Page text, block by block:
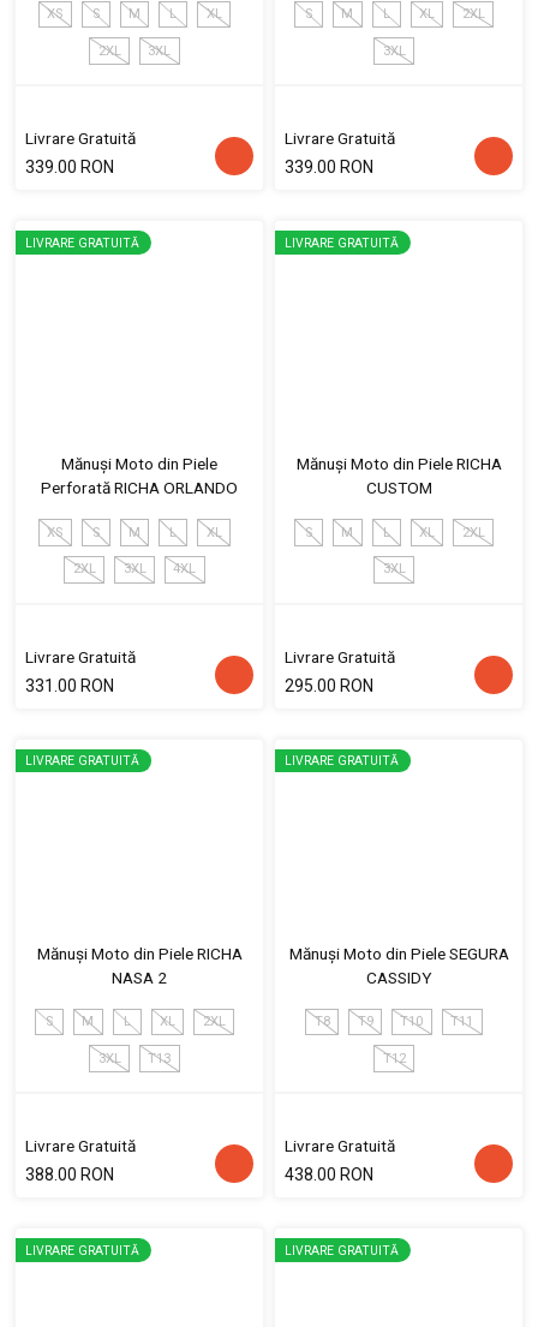
XS S M L XL
2XL 3XL
Livrare Gratuită
339.00 RON
S M L XL 2XL
3XL
Livrare Gratuită
339.00 RON
LIVRARE GRATUITĂ
Mănuși Moto din Piele
Perforată RICHA ORLANDO
XS S M L XL
2XL 3XL 4XL
Livrare Gratuită
331.00 RON
LIVRARE GRATUITĂ
Mănuși Moto din Piele RICHA
CUSTOM
S M L XL 2XL
3XL
Livrare Gratuită
295.00 RON
LIVRARE GRATUITĂ
Mănuși Moto din Piele RICHA
NASA 2
S M L XL 2XL
3XL T13
Livrare Gratuită
388.00 RON
LIVRARE GRATUITĂ
Mănuși Moto din Piele SEGURA
CASSIDY
T8 T9 T10 T11
T12
Livrare Gratuită
438.00 RON
LIVRARE GRATUITĂ LIVRARE GRATUITĂ